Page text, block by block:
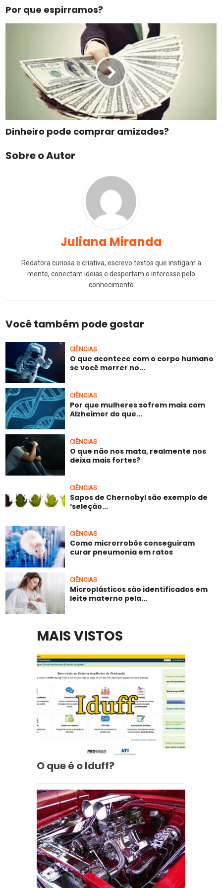
Por que espirramos?
Dinheiro pode comprar amizades?
Sobre o Autor
Juliana Miranda
Redatora curiosa e criativa, escrevo textos que instigam a
mente, conectam ideias e despertam o interesse pelo
conhecimento
Você também pode gostar
CIÊNCIAS
O que acontece com o corpo humano
se você morrer no...
CIÊNCIAS
Por que mulheres sofrem mais com
Alzheimer do que...
CIÊNCIAS
O que não nos mata, realmente nos
deixa mais fortes?
CIÊNCIAS
Sapos de Chernobyl são exemplo de
‘seleção...
CIÊNCIAS
Como microrrobôs conseguiram
curar pneumonia em ratos
CIÊNCIAS
Microplásticos são identificados em
leite materno pela...
MAIS VISTOS
O que é o Iduff?